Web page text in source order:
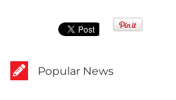
Popular News